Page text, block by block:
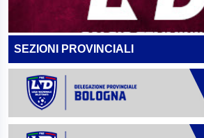
SEZIONI PROVINCIALI